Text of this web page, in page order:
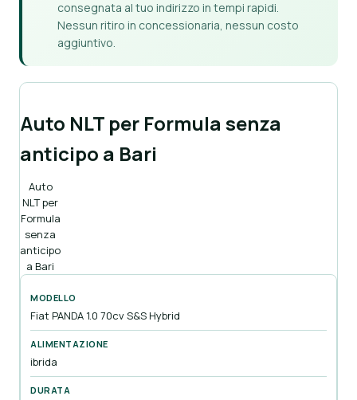
consegnata al tuo indirizzo in tempi rapidi.
Nessun ritiro in concessionaria, nessun costo
aggiuntivo.
Auto NLT per Formula senza
anticipo a Bari
Auto
NLT per
Formula
senza
anticipo
a Bari
Fiat PANDA 1.0 70cv S&S Hybrid
ibrida